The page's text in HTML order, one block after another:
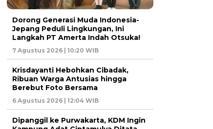
Dorong Generasi Muda Indonesia-
Jepang Peduli Lingkungan, Ini
Langkah PT Amerta Indah Otsuka!
7 Agustus 2026 | 10:20 WIB
Krisdayanti Hebohkan Cibadak,
Ribuan Warga Antusias hingga
Berebut Foto Bersama
6 Agustus 2026 | 12:04 WIB
Dipanggil ke Purwakarta, KDM Ingin